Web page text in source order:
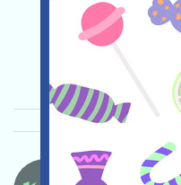
規使用，請自
关联:
重要程度:
Kiedex-